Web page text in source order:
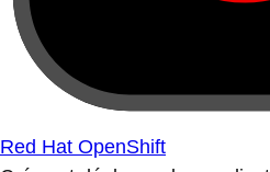
Red Hat OpenShift